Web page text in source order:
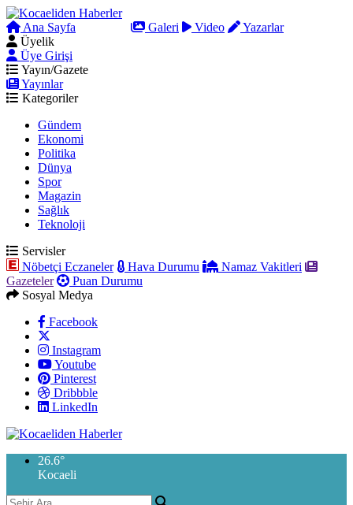
Ana Sayfa Galeri Video
Yazarlar
Üyelik
Üye Girişi
Yayın/Gazete
Yayınlar
Kategoriler
Gündem
Ekonomi
Politika
Dünya
Spor
Magazin
Sağlık
Teknoloji
Servisler
Nöbetçi Eczaneler
Hava Durumu
Namaz Vakitleri
Gazeteler
Puan Durumu
Sosyal Medya
Facebook
Instagram
Youtube
Pinterest
Dribbble
LinkedIn
26.6°
Kocaeli